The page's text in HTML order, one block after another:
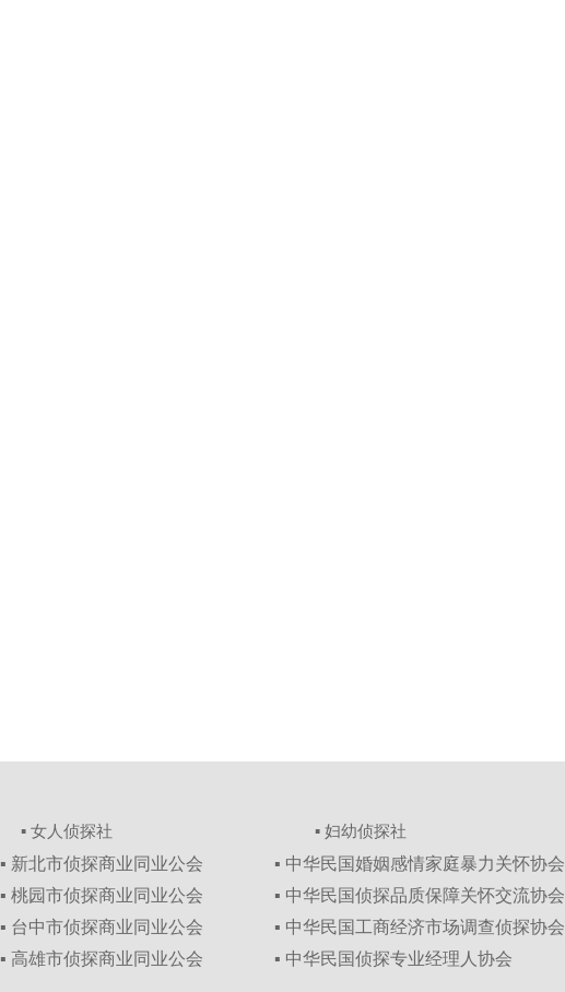
▪ 女人侦探社 ▪ 妇幼侦探社
▪ 新北市侦探商业同业公会
▪ 桃园市侦探商业同业公会
▪ 台中市侦探商业同业公会
▪ 高雄市侦探商业同业公会
▪ 中华民国婚姻感情家庭暴力关怀协会
▪ 中华民国侦探品质保障关怀交流协会
▪ 中华民国工商经济市场调查侦探协会
▪ 中华民国侦探专业经理人协会